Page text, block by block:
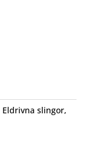
Eldrivna slingor,